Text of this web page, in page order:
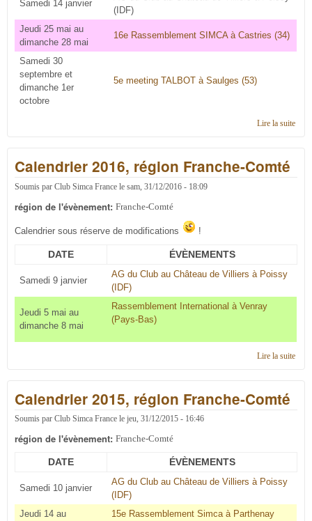
Samedi 14 janvier
(IDF)
Jeudi 25 mai au
dimanche 28 mai
16e Rassemblement SIMCA à Castries (34)
Samedi 30
septembre et
dimanche 1er
octobre
5e meeting TALBOT à Saulges (53)
Lire la suitede
Calendrier 2016, région Franche-Comté
Soumis par Club Simca France le sam, 31/12/2016 - 18:09
région de l'évènement: Franche-Comté
Calendrier sous réserve de modifications !
DATE ÉVÈNEMENTS
Samedi 9 janvier
AG du Club au Château de Villiers à Poissy
(IDF)
Jeudi 5 mai au
dimanche 8 mai
Rassemblement International à Venray
(Pays-Bas)
Lire la suitede
Calendrier 2015, région Franche-Comté
Soumis par Club Simca France le jeu, 31/12/2015 - 16:46
région de l'évènement: Franche-Comté
DATE ÉVÈNEMENTS
Samedi 10 janvier
AG du Club au Château de Villiers à Poissy
(IDF)
Jeudi 14 au
15e Rassemblement Simca à Parthenay